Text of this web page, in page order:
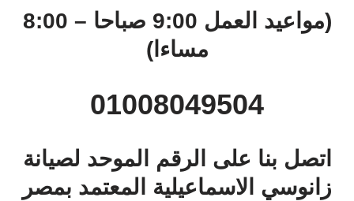
(مواعيد العمل 9:00 صباحا – 8:00
مساءا)
01008049504
اتصل بنا على الرقم الموحد لصيانة
زانوسي الاسماعيلية المعتمد بمصر